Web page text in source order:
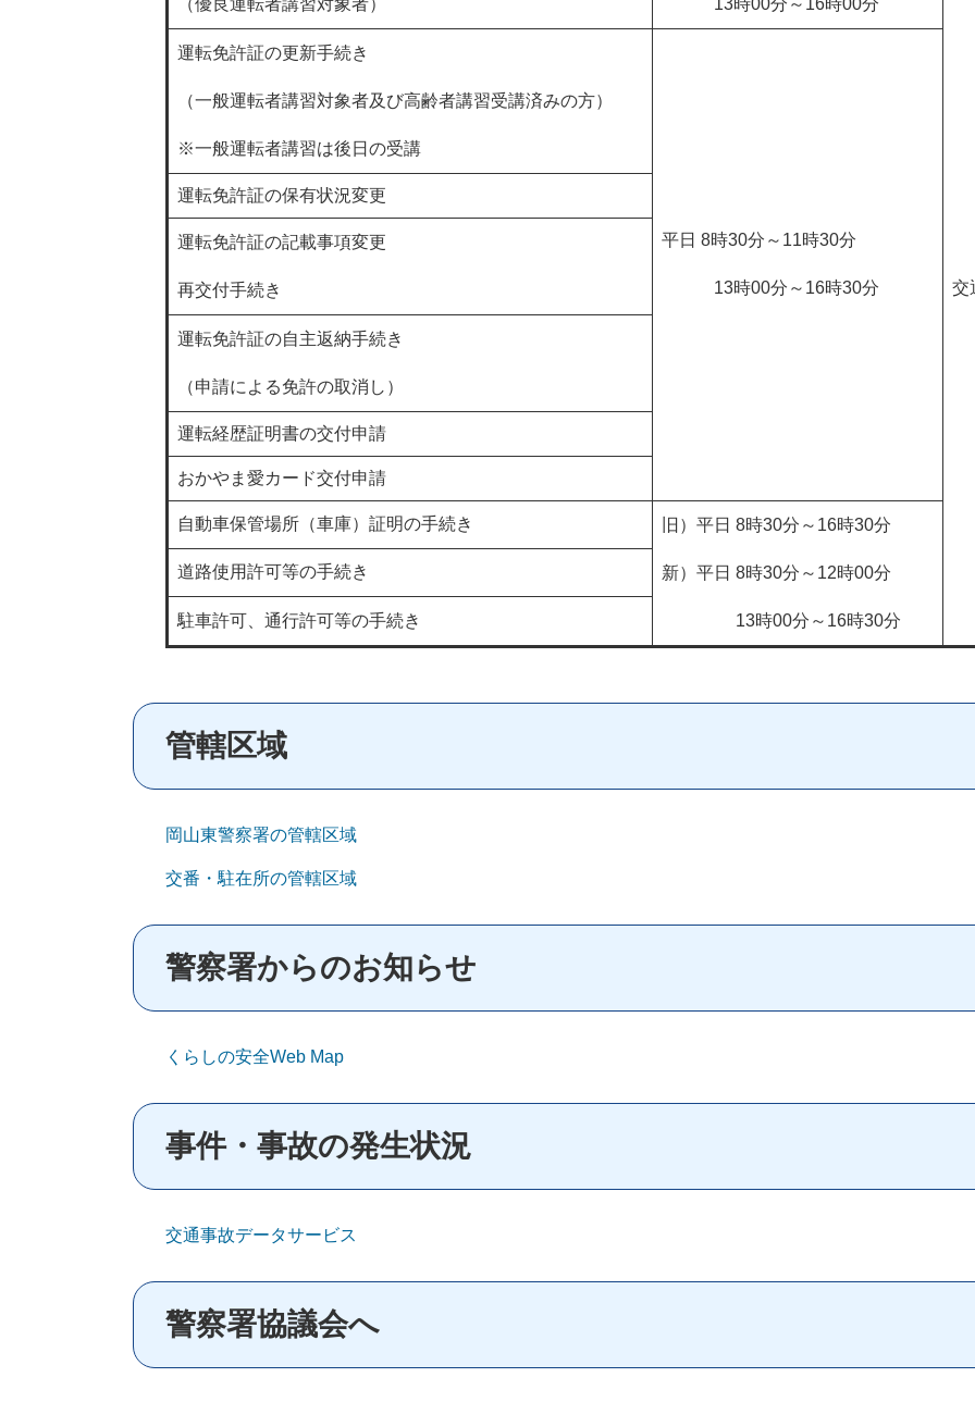
（優良運転者講習対象者） 13時00分～16時00分
交
運転免許証の更新手続き
（一般運転者講習対象者及び高齢者講習受講済みの方）
※一般運転者講習は後日の受講
平日 8時30分～11時30分
13時00分～16時30分
運転免許証の保有状況変更
運転免許証の記載事項変更
再交付手続き
運転免許証の自主返納手続き
（申請による免許の取消し）
運転経歴証明書の交付申請
おかやま愛カード交付申請
自動車保管場所（車庫）証明の手続き 旧）平日 8時30分～16時30分
新）平日 8時30分～12時00分
13時00分～16時30分
道路使用許可等の手続き
駐車許可、通行許可等の手続き
管轄区域
岡山東警察署の管轄区域
交番・駐在所の管轄区域
警察署からのお知らせ
くらしの安全Web Map
事件・事故の発生状況
交通事故データサービス
警察署協議会へ